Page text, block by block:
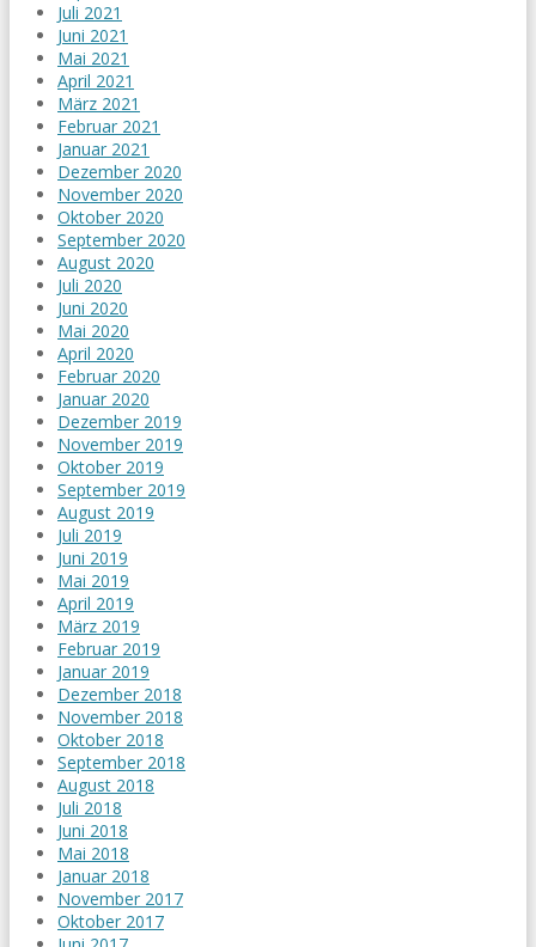
Juli 2021
Juni 2021
Mai 2021
April 2021
März 2021
Februar 2021
Januar 2021
Dezember 2020
November 2020
Oktober 2020
September 2020
August 2020
Juli 2020
Juni 2020
Mai 2020
April 2020
Februar 2020
Januar 2020
Dezember 2019
November 2019
Oktober 2019
September 2019
August 2019
Juli 2019
Juni 2019
Mai 2019
April 2019
März 2019
Februar 2019
Januar 2019
Dezember 2018
November 2018
Oktober 2018
September 2018
August 2018
Juli 2018
Juni 2018
Mai 2018
Januar 2018
November 2017
Oktober 2017